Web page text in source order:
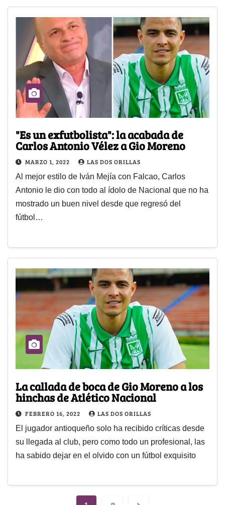
"Es un exfutbolista": la acabada de
Carlos Antonio Vélez a Gio Moreno
MARZO 1, 2022 LAS DOS ORILLAS
Al mejor estilo de Iván Mejía con Falcao, Carlos
Antonio le dio con todo al ídolo de Nacional que no ha
mostrado un buen nivel desde que regresó del
fútbol…
La callada de boca de Gio Moreno a los
hinchas de Atlético Nacional
FEBRERO 16, 2022 LAS DOS ORILLAS
El jugador antioqueño solo ha recibido críticas desde
su llegada al club, pero como todo un profesional, las
ha sabido dejar en el olvido con un fútbol exquisito